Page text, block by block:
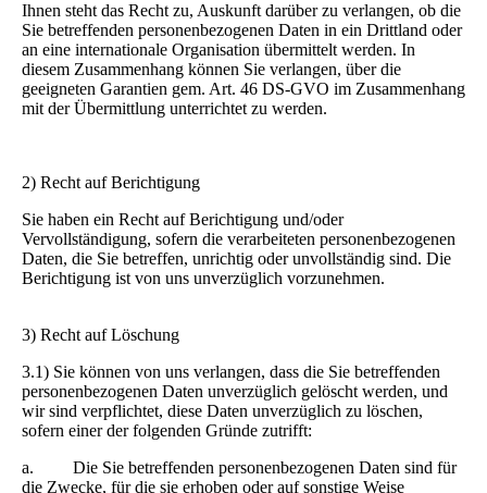
Ihnen steht das Recht zu, Auskunft darüber zu verlangen, ob die
Sie betreffenden personenbezogenen Daten in ein Drittland oder
an eine internationale Organisation übermittelt werden. In
diesem Zusammenhang können Sie verlangen, über die
geeigneten Garantien gem. Art. 46 DS-GVO im Zusammenhang
mit der Übermittlung unterrichtet zu werden.
2) Recht auf Berichtigung
Sie haben ein Recht auf Berichtigung und/oder
Vervollständigung, sofern die verarbeiteten personenbezogenen
Daten, die Sie betreffen, unrichtig oder unvollständig sind. Die
Berichtigung ist von uns unverzüglich vorzunehmen.
3) Recht auf Löschung
3.1) Sie können von uns verlangen, dass die Sie betreffenden
personenbezogenen Daten unverzüglich gelöscht werden, und
wir sind verpflichtet, diese Daten unverzüglich zu löschen,
sofern einer der folgenden Gründe zutrifft:
a. Die Sie betreffenden personenbezogenen Daten sind für
die Zwecke, für die sie erhoben oder auf sonstige Weise